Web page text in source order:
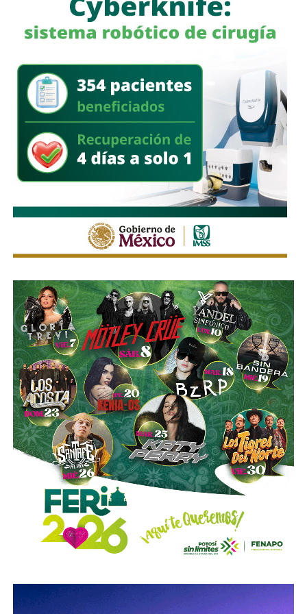
nuestro policía”, afirmóGarcía Cázares, quien llamó a la
ciudadanía a denunciar conductas irregulares de cualquier
corporación policial y habló de una “apertura total” de la
La fiscal señaló que, al momento de su declaración, no
había tenido contacto conVilla Gutiérrez ni con elalcalde
Enrique Galindo Ceballos
También lee:
Fiscalía indaga a policías municipales en
punto de venta de drogas